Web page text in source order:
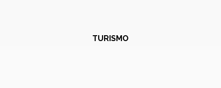
TURISMO